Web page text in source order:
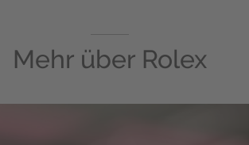
Mehr über Rolex